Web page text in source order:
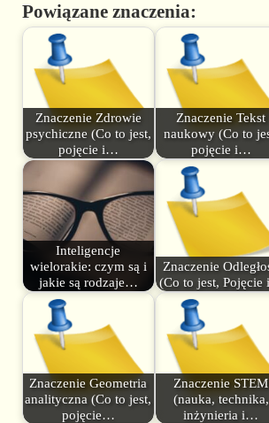
Powiązane znaczenia:
Znaczenie Zdrowie
psychiczne (Co to jest,
pojęcie i…
Znaczenie Tekst
naukowy (Co to
pojęcie i…
Inteligencje
wielorakie: czym są i
jakie są rodzaje…
Znaczenie
(Co to jest,
Znaczenie Geometria
analityczna (Co to jest,
pojęcie…
Znaczenie STEM
(nauka, technika,
inżynieria i…